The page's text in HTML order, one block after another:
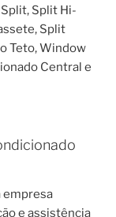
Split Hi-
Split
Teto, Window
Central e
empresa
e assistência